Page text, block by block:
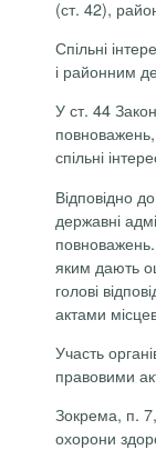
(ст. 42),
Спільні
і районним
У ст. 44
спільні
Відповідно
державні
повноважень.
яким дають
голові
актами
Участь
правовими
Зокрема, п.
охорони